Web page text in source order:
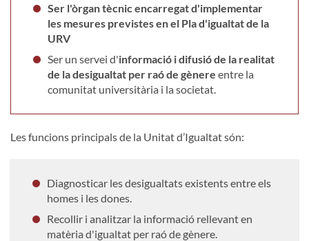
Ser l'òrgan tècnic encarregat d'implementar
les mesures previstes en el Pla d'igualtat de la
URV
Ser un servei d'informació i difusió de la realitat
de la desigualtat per raó de gènere entre la
comunitat universitària i la societat.
Les funcions principals de la Unitat d’Igualtat són:
Diagnosticar les desigualtats existents entre els
homes i les dones.
Recollir i analitzar la informació rellevant en
matèria d'igualtat per raó de gènere.